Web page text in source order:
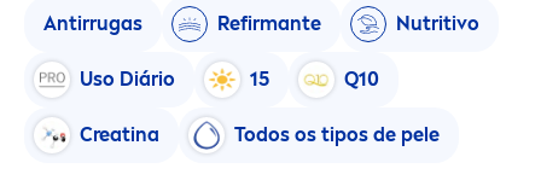
Antirrugas Refirmante Nutritivo
Uso Diário 15 Q10
Creatina Todos os tipos de pele